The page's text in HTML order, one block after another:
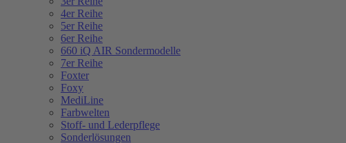
4er Reihe
5er Reihe
6er Reihe
660 iQ AIR Sondermodelle
7er Reihe
Foxter
Foxy
MediLine
Farbwelten
Stoff- und Lederpflege
Sonderlösungen